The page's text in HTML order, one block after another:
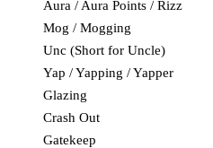
Aura / Aura Points / Rizz
Mog / Mogging
Unc (Short for Uncle)
Yap / Yapping / Yapper
Glazing
Crash Out
Gatekeep